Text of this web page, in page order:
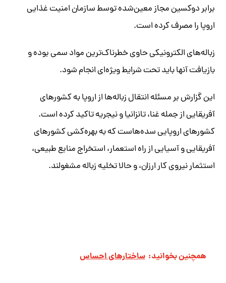
برابر دوکسین مجاز معین‌شده توسط سازمان امنیت غذایی
اروپا را مصرف کرده است.
زباله‌های الکترونیکی حاوی خطرناک‌ترین مواد سمی بوده و
بازیافت‌ آنها باید تحت شرایط ویژه‌ای انجام شود.
این گزارش بر مسئله انتقال زباله‌ها از اروپا به کشورهای
آفریقایی از جمله غنا، تانزانیا و نیجریه تاکید کرده است.
کشورهای اروپایی سده‌هاست که به بهره‌کشی کشورهای
آفریقایی و آسیایی از راه استعمار، استخراج منابع طبیعی،
استثمار نیروی کار ارزان، و حالا تخلیه زباله مشغولند.
همچنین بخوانید: ساختارهای احساس